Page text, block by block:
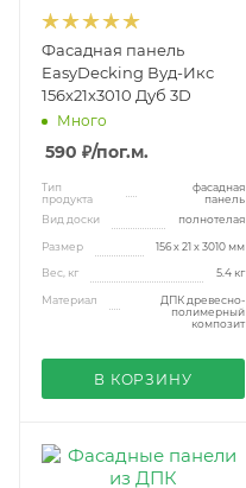
Фасадная панель
EasyDecking Вуд-Икс
156х21х3010 Дуб 3D
Много
590 ₽/пог.м.
Тип
продукта
фасадная
панель
Вид доски
полнотелая
Размер 156 х 21 x 3010 мм
Вес, кг 5.4 кг
Материал
ДПК древесно-
полимерный
композит
В КОРЗИНУ